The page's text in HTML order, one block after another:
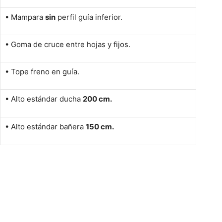
• Mampara sin perfil guía inferior.
• Goma de cruce entre hojas y fijos.
• Tope freno en guía.
• Alto estándar ducha 200 cm.
• Alto estándar bañera 150 cm.